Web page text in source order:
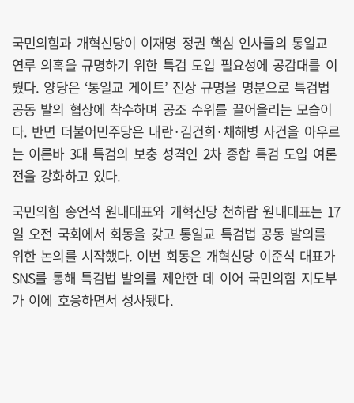
국민의힘과 개혁신당이 이재명 정권 핵심 인사들의 통일교
연루 의혹을 규명하기 위한 특검 도입 필요성에 공감대를 이
뤘다. 양당은 ‘통일교 게이트’ 진상 규명을 명분으로 특검법
공동 발의 협상에 착수하며 공조 수위를 끌어올리는 모습이
다. 반면 더불어민주당은 내란·김건희·채해병 사건을 아우르
는 이른바 3대 특검의 보충 성격인 2차 종합 특검 도입 여론
전을 강화하고 있다.
국민의힘 송언석 원내대표와 개혁신당 천하람 원내대표는 17
일 오전 국회에서 회동을 갖고 통일교 특검법 공동 발의를
위한 논의를 시작했다. 이번 회동은 개혁신당 이준석 대표가
SNS를 통해 특검법 발의를 제안한 데 이어 국민의힘 지도부
가 이에 호응하면서 성사됐다.